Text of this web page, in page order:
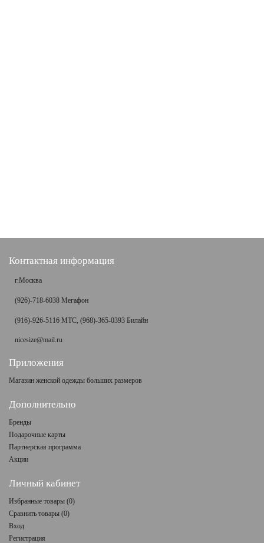
Контактная информация
г.Москва
(926)-718-6038 Мегафон
(916)-926-5116 МТС, (968)-365-0393 Билайн
nicesize@mail.ru
Приложения
Магазин женской одежды больших размеров
Дополнительно
Бренды
Подарочные карты
Партнерская программа
Акции
Личный кабинет
Избранные товары (0)
Сравнить товары (0)
Вход
Регистрация